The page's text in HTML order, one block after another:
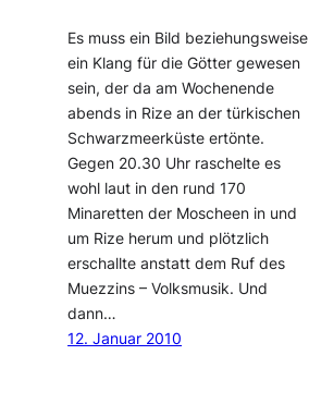
Es muss ein Bild beziehungsweise
ein Klang für die Götter gewesen
sein, der da am Wochenende
abends in Rize an der türkischen
Schwarzmeerküste ertönte.
Gegen 20.30 Uhr raschelte es
wohl laut in den rund 170
Minaretten der Moscheen in und
um Rize herum und plötzlich
erschallte anstatt dem Ruf des
Muezzins – Volksmusik. Und
dann…
12. Januar 2010